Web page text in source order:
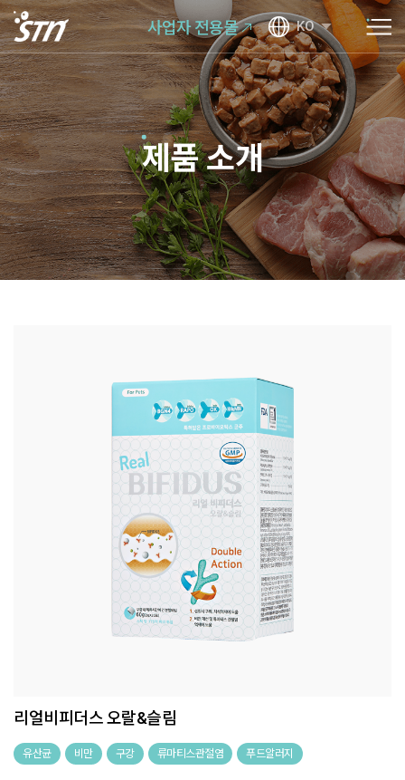
사업자 전용몰 KO
제품 소개
리얼비피더스 오랄&슬림
유산균 비만 구강 류마티스관절염 푸드알러지